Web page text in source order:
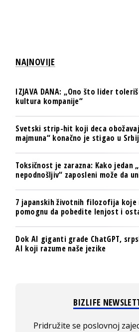
NAJNOVIJE
IZJAVA DANA: „Ono što lider
kultura kompanije“
Svetski strip-hit koji deca
majmuna“ konačno je stigao u
Toksičnost je zarazna: Kako jedan
nepodnošljiv“ zaposleni može da
7 japanskih životnih filozofija koje
pomognu da pobedite lenjost i
Dok AI giganti grade ChatGPT,
AI koji razume naše jezike
BIZLIFE
Pridružite se poslovnoj